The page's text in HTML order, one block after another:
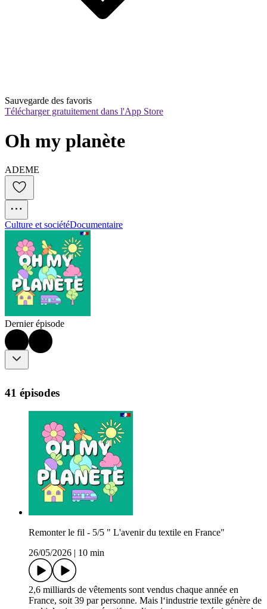
Sauvegarde des favoris
Télécharger gratuitement dans l'App Store
Oh my planète
ADEME
Culture et sociétéDocumentaire
Dernier épisode
41 épisodes
Remonter le fil - 5/5 " L'avenir du textile en France"
26/05/2026 | 10 min
2,6 milliards de vêtements sont vendus chaque année en
France, soit 39 par personne. Mais l‘industrie textile génère de